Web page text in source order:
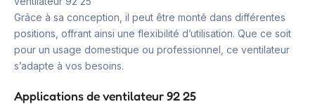
Grâce à sa conception, il peut être monté dans différentes
positions, offrant ainsi une flexibilité d’utilisation. Que ce soit
pour un usage domestique ou professionnel, ce ventilateur
s’adapte à vos besoins.
Applications de ventilateur 92 25